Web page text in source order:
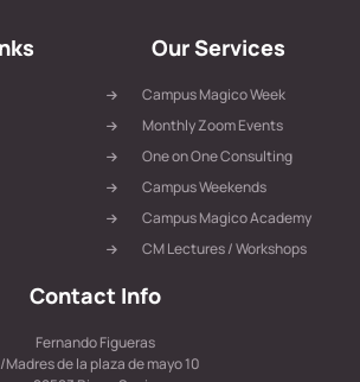
Our Services
Campus Magico Week
Monthly Zoom Events
One on One Consulting
Campus Weekends
Campus Magico Academy
CM Lectures / Workshops
Contact Info
Fernando Figueras
Madres de la plaza de mayo 10